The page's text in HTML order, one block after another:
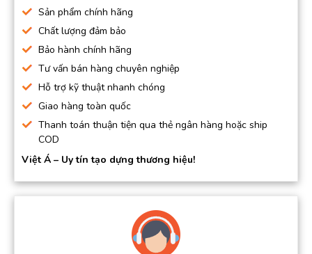
Sản phẩm chính hãng
Chất lượng đảm bảo
Bảo hành chính hãng
Tư vấn bán hàng chuyên nghiệp
Hỗ trợ kỹ thuật nhanh chóng
Giao hàng toàn quốc
Thanh toán thuận tiện qua thẻ ngân hàng hoặc ship
COD
Việt Á – Uy tín tạo dựng thương hiệu!